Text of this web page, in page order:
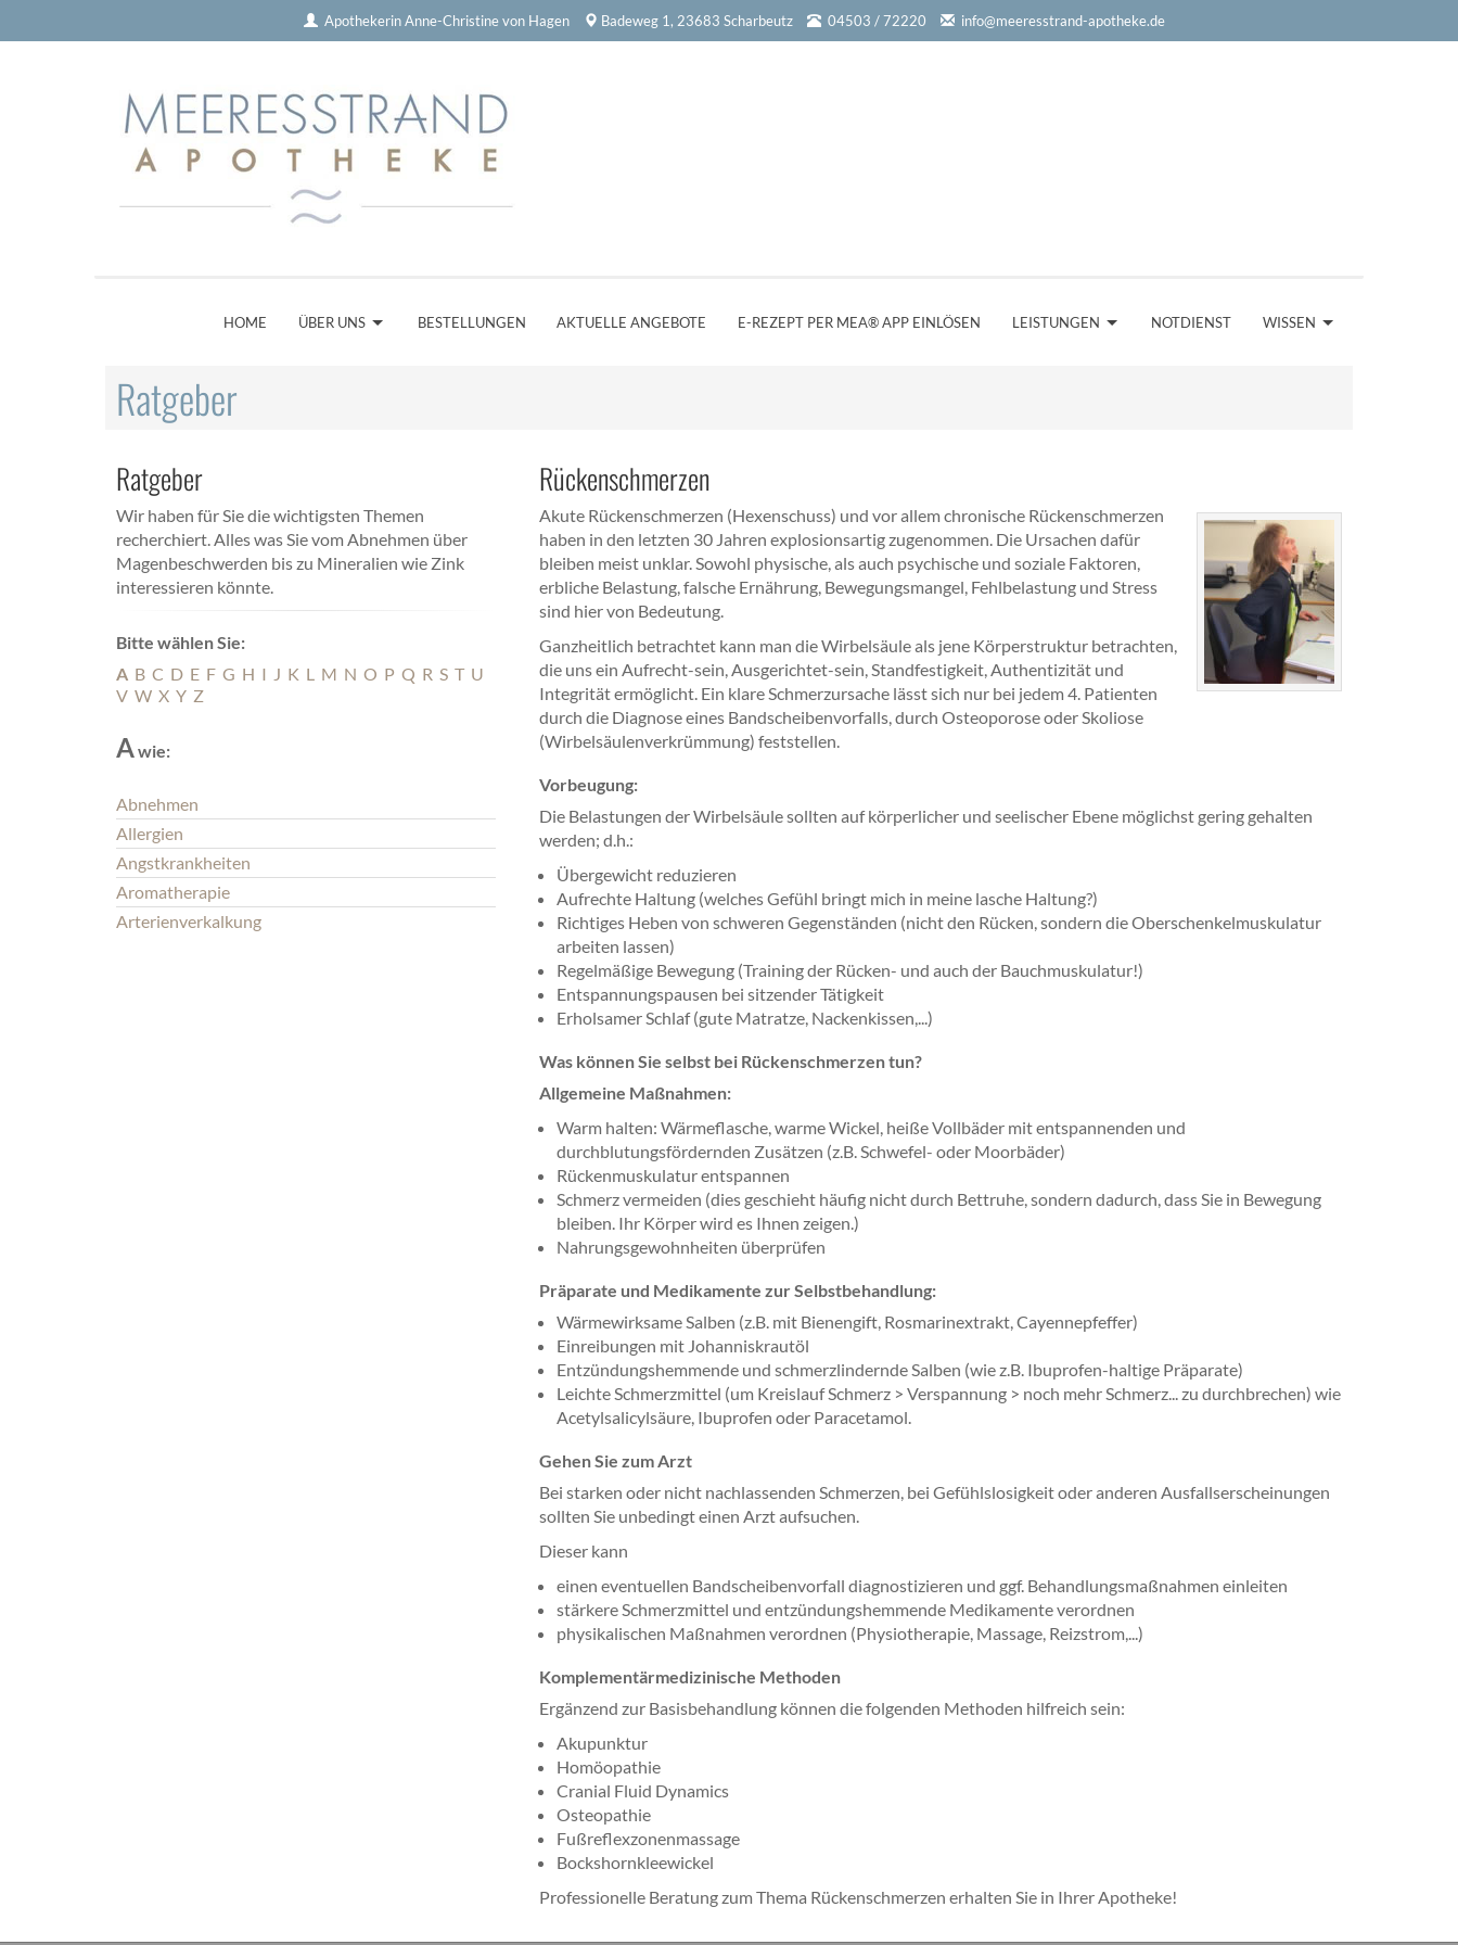
Apothekerin Anne-Christine von Hagen Badeweg 1, 23683 Scharbeutz 04503 / 72220 info@meeresstrand-apotheke.de
HOME ÜBER UNS BESTELLUNGEN AKTUELLE ANGEBOTE E-REZEPT PER MEA® APP EINLÖSEN LEISTUNGEN NOTDIENST WISSEN
Ratgeber
Ratgeber
Wir haben für Sie die wichtigsten Themen
recherchiert. Alles was Sie vom Abnehmen über
Magenbeschwerden bis zu Mineralien wie Zink
interessieren könnte.
Bitte wählen Sie:
A B C D E F G H I J K L M N O P Q R S T U
V W X Y Z
Awie:
Abnehmen
Allergien
Angstkrankheiten
Aromatherapie
Arterienverkalkung
Rückenschmerzen
Akute Rückenschmerzen (Hexenschuss) und vor allem chronische Rückenschmerzen
haben in den letzten 30 Jahren explosionsartig zugenommen. Die Ursachen dafür
bleiben meist unklar. Sowohl physische, als auch psychische und soziale Faktoren,
erbliche Belastung, falsche Ernährung, Bewegungsmangel, Fehlbelastung und Stress
sind hier von Bedeutung.
Ganzheitlich betrachtet kann man die Wirbelsäule als jene Körperstruktur betrachten,
die uns ein Aufrecht-sein, Ausgerichtet-sein, Standfestigkeit, Authentizität und
Integrität ermöglicht. Ein klare Schmerzursache lässt sich nur bei jedem 4. Patienten
durch die Diagnose eines Bandscheibenvorfalls, durch Osteoporose oder Skoliose
(Wirbelsäulenverkrümmung) feststellen.
Vorbeugung:
Die Belastungen der Wirbelsäule sollten auf körperlicher und seelischer Ebene möglichst gering gehalten
werden; d.h.:
Übergewicht reduzieren
Aufrechte Haltung (welches Gefühl bringt mich in meine lasche Haltung?)
Richtiges Heben von schweren Gegenständen (nicht den Rücken, sondern die Oberschenkelmuskulatur
arbeiten lassen)
Regelmäßige Bewegung (Training der Rücken- und auch der Bauchmuskulatur!)
Entspannungspausen bei sitzender Tätigkeit
Erholsamer Schlaf (gute Matratze, Nackenkissen,...)
Was können Sie selbst bei Rückenschmerzen tun?
Allgemeine Maßnahmen:
Warm halten: Wärmeflasche, warme Wickel, heiße Vollbäder mit entspannenden und
durchblutungsfördernden Zusätzen (z.B. Schwefel- oder Moorbäder)
Rückenmuskulatur entspannen
Schmerz vermeiden (dies geschieht häufig nicht durch Bettruhe, sondern dadurch, dass Sie in Bewegung
bleiben. Ihr Körper wird es Ihnen zeigen.)
Nahrungsgewohnheiten überprüfen
Präparate und Medikamente zur Selbstbehandlung:
Wärmewirksame Salben (z.B. mit Bienengift, Rosmarinextrakt, Cayennepfeffer)
Einreibungen mit Johanniskrautöl
Entzündungshemmende und schmerzlindernde Salben (wie z.B. Ibuprofen-haltige Präparate)
Leichte Schmerzmittel (um Kreislauf Schmerz > Verspannung > noch mehr Schmerz... zu durchbrechen) wie
Acetylsalicylsäure, Ibuprofen oder Paracetamol.
Gehen Sie zum Arzt
Bei starken oder nicht nachlassenden Schmerzen, bei Gefühlslosigkeit oder anderen Ausfallserscheinungen
sollten Sie unbedingt einen Arzt aufsuchen.
Dieser kann
einen eventuellen Bandscheibenvorfall diagnostizieren und ggf. Behandlungsmaßnahmen einleiten
stärkere Schmerzmittel und entzündungshemmende Medikamente verordnen
physikalischen Maßnahmen verordnen (Physiotherapie, Massage, Reizstrom,...)
Komplementärmedizinische Methoden
Ergänzend zur Basisbehandlung können die folgenden Methoden hilfreich sein:
Akupunktur
Homöopathie
Cranial Fluid Dynamics
Osteopathie
Fußreflexzonenmassage
Bockshornkleewickel
Professionelle Beratung zum Thema Rückenschmerzen erhalten Sie in Ihrer Apotheke!